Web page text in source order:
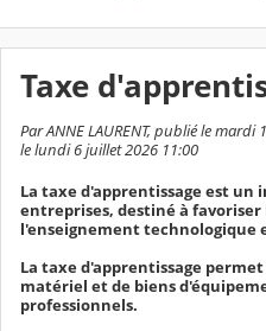
Taxe
Par ANNE LAURENT, publié le
le lundi 6 juillet 2026 11:00
La taxe d'apprentissage est un
entreprises, destiné à
l'enseignement technologique
La taxe d'apprentissage
matériel et de biens
professionnels.